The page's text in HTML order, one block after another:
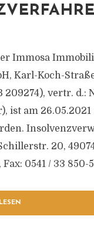
Immosa
Karl-Koch-
209274), vertr. d.:
ist am 26.05.2021
20,
0541 / 33 850-